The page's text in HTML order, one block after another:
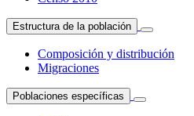
Estructura de la población
Composición y distribución
Migraciones
Poblaciones específicas